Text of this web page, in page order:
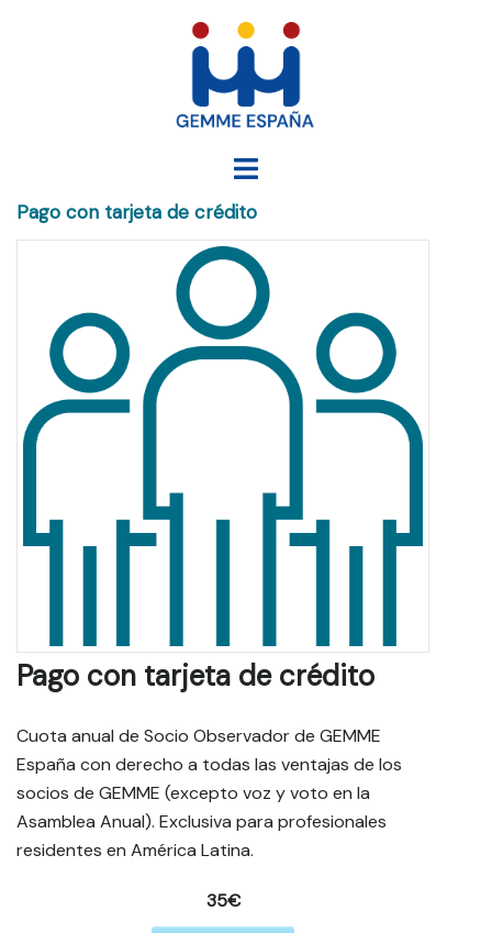
Alternar
Pago con tarjeta de crédito
Pago con tarjeta de crédito
Cuota anual de Socio Observador de GEMME
España con derecho a todas las ventajas de los
socios de GEMME (excepto voz y voto en la
Asamblea Anual). Exclusiva para profesionales
residentes en América Latina.
35€